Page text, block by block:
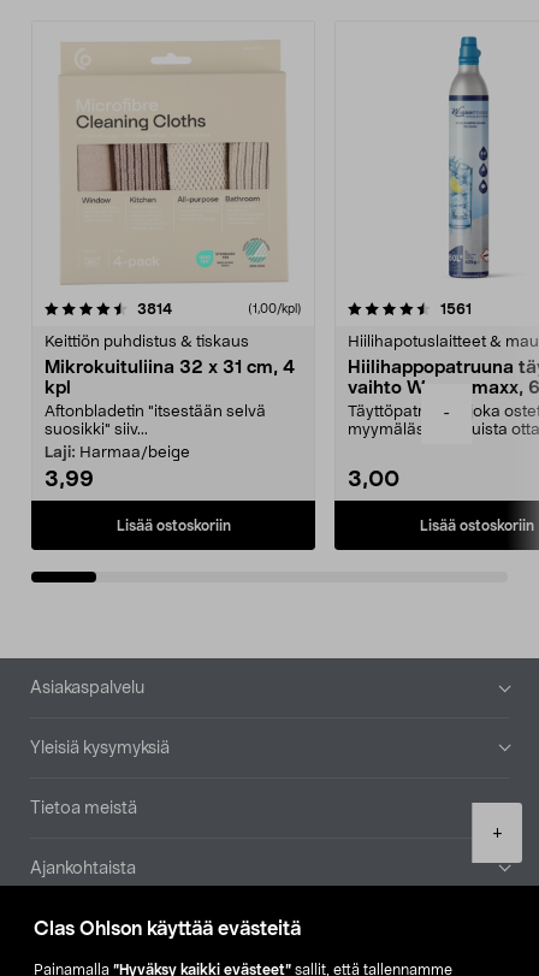
Clas Ohlson käyttää evästeitä
Painamalla ”Hyväksy kaikki evästeet” sallit, että tallennamme
-
+
3814arvostelut (1,00/kpl)
Keittiön puhdistus & tiskaus
Mikrokuituliina 32 x 31 cm, 4
kpl
Aftonbladetin "itsestään selvä
suosikki" siiv...
Laji: Harmaa/beige
3,99
Lisää ostoskoriin
4.5viidestä
1561
Hiilihapotuslaitteet &
Hiilihappopatruuna
vaihto Wassermaxx,
Täyttöpatruuna, joka
myymälästä – muista
3,00
Lisää ostoskoriin
4.5viidestä
Alatunniste
Asiakaspalvelu
Yleisiä kysymyksiä
Tietoa meistä
Ajankohtaista
Muut yrityksemme